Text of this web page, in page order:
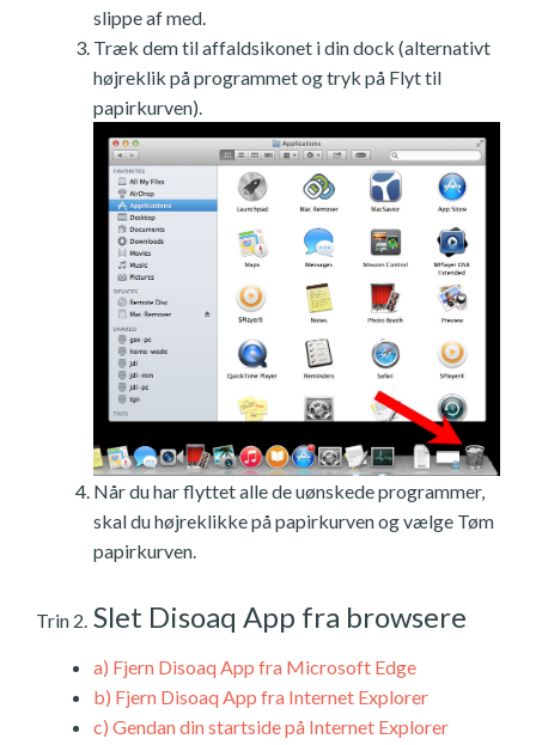
slippe af med.
Træk dem til affaldsikonet i din dock (alternativt
højreklik på programmet og tryk på Flyt til
papirkurven).
Når du har flyttet alle de uønskede programmer,
skal du højreklikke på papirkurven og vælge Tøm
papirkurven.
Trin 2. Slet Disoaq App fra browsere
a) Fjern Disoaq App fra Microsoft Edge
b) Fjern Disoaq App fra Internet Explorer
c) Gendan din startside på Internet Explorer